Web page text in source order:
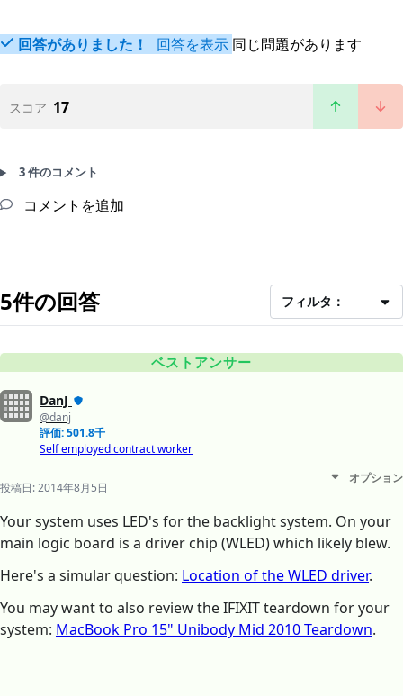
回答がありました！ 回答を表示 同じ問題があります
スコア 17
3 件のコメント
コメントを追加
5件の回答 フィルタ：
ベストアンサー
DanJ
@danj
評価: 501.8千
Self employed contract worker
投稿日:2014年8月5日
オプション
Your system uses LED's for the backlight system. On your
main logic board is a driver chip (WLED) which likely blew.
Here's a simular question: Location of the WLED driver.
You may want to also review the IFIXIT teardown for your
system: MacBook Pro 15" Unibody Mid 2010 Teardown.